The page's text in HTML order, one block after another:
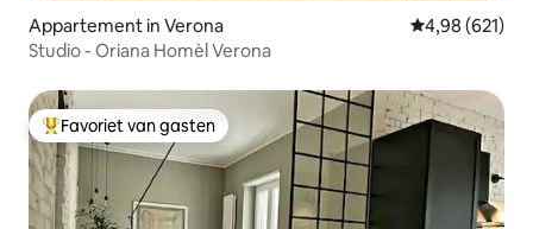
Appartement in Verona Gemiddelde
4,98 (621)
Studio - Oriana Homèl Verona
Topfavoriet van gasten
Favoriet van gasten